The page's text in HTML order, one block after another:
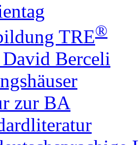
TRE®
David Berceli
zur BA